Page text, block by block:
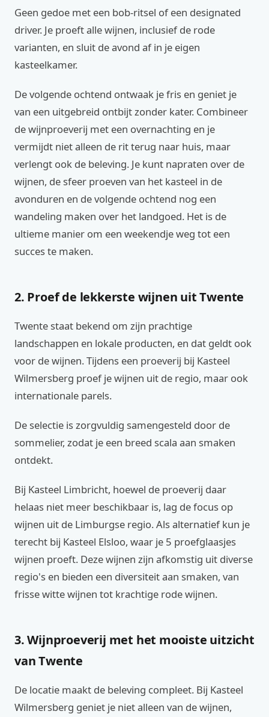
Geen gedoe met een bob-ritsel of een designated
driver. Je proeft alle wijnen, inclusief de rode
varianten, en sluit de avond af in je eigen
kasteelkamer.
De volgende ochtend ontwaak je fris en geniet je
van een uitgebreid ontbijt zonder kater. Combineer
de wijnproeverij met een overnachting en je
vermijdt niet alleen de rit terug naar huis, maar
verlengt ook de beleving. Je kunt napraten over de
wijnen, de sfeer proeven van het kasteel in de
avonduren en de volgende ochtend nog een
wandeling maken over het landgoed. Het is de
ultieme manier om een weekendje weg tot een
succes te maken.
2. Proef de lekkerste wijnen uit Twente
Twente staat bekend om zijn prachtige
landschappen en lokale producten, en dat geldt ook
voor de wijnen. Tijdens een proeverij bij Kasteel
Wilmersberg proef je wijnen uit de regio, maar ook
internationale parels.
De selectie is zorgvuldig samengesteld door de
sommelier, zodat je een breed scala aan smaken
ontdekt.
Bij Kasteel Limbricht, hoewel de proeverij daar
helaas niet meer beschikbaar is, lag de focus op
wijnen uit de Limburgse regio. Als alternatief kun je
terecht bij Kasteel Elsloo, waar je 5 proefglaasjes
wijnen proeft. Deze wijnen zijn afkomstig uit diverse
regio's en bieden een diversiteit aan smaken, van
frisse witte wijnen tot krachtige rode wijnen.
3. Wijnproeverij met het mooiste uitzicht
van Twente
De locatie maakt de beleving compleet. Bij Kasteel
Wilmersberg geniet je niet alleen van de wijnen,